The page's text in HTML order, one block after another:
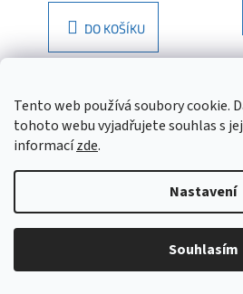
Tento web používá soubory cookie.
tohoto webu vyjadřujete souhlas s
informacízde.
Nastavení
Souhlasím
hvězdiček. DO KOŠÍKU
Mexen ROSA umyvadlo,